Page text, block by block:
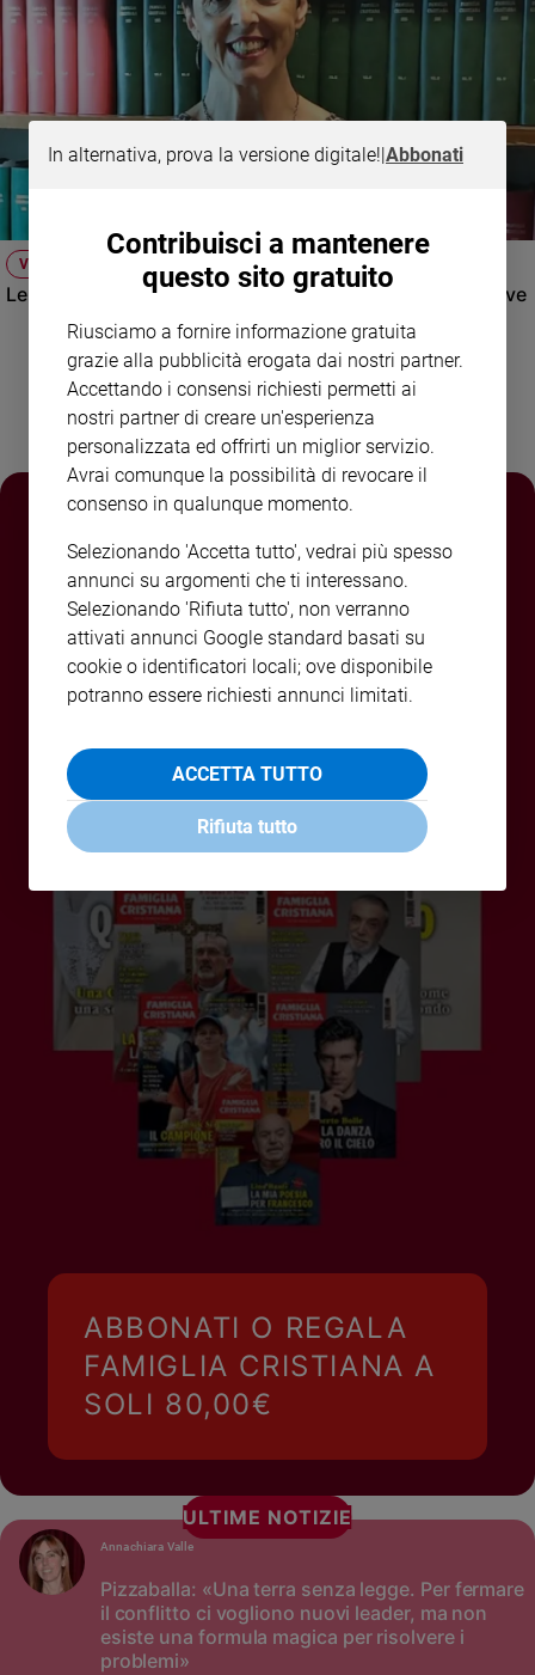
Adolescenza
Foto
Podcast
Policy
siamo
Pubblicità
Registrati
VIDEO
Le spiagge italiane: concessioni, libero accesso, iniziative
ABBONATI O REGALA
FAMIGLIA CRISTIANA A
SOLI 80,00€
ULTIME NOTIZIE
Pizzaballa: «Una terra senza legge. Per fermare
il conflitto ci vogliono nuovi leader, ma non
esiste una formula magica per risolvere i
problemi»
Annachiara Valle
In alternativa, prova la versione digitale!|Abbonati
Contribuisci a mantenere
questo sito gratuito
Riusciamo a fornire informazione gratuita
grazie alla pubblicità erogata dai nostri partner.
Accettando i consensi richiesti permetti ai
nostri partner di creare un'esperienza
personalizzata ed offrirti un miglior servizio.
Avrai comunque la possibilità di revocare il
consenso in qualunque momento.
Selezionando 'Accetta tutto', vedrai più spesso
annunci su argomenti che ti interessano.
Selezionando 'Rifiuta tutto', non verranno
attivati annunci Google standard basati su
cookie o identificatori locali; ove disponibile
potranno essere richiesti annunci limitati.
ACCETTA TUTTO
Rifiuta tutto